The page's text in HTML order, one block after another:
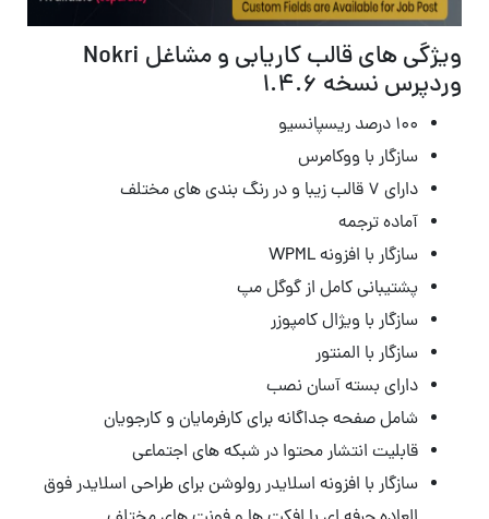
ویژگی های قالب کاریابی و مشاغل Nokri
وردپرس نسخه 1.4.6
۱۰۰ درصد ریسپانسیو
سازگار با ووکامرس
دارای ۷ قالب زیبا و در رنگ بندی های مختلف
آماده ترجمه
سازگار با افزونه WPML
پشتیبانی کامل از گوگل مپ
سازگار با ویژال کامپوزر
سازگار با المنتور
دارای بسته آسان نصب
شامل صفحه جداگانه برای کارفرمایان و کارجویان
قابلیت انتشار محتوا در شبکه های اجتماعی
سازگار با افزونه اسلایدر رولوشن برای طراحی اسلایدر فوق